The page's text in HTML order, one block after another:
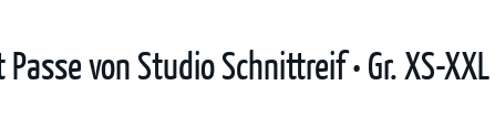
von Studio Schnittreif • Gr. XS-XXL